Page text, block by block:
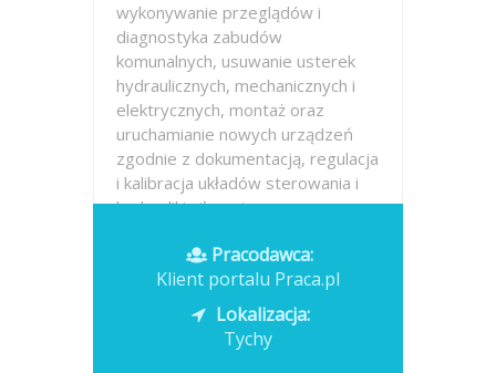
wykonywanie przeglądów i
diagnostyka zabudów
komunalnych, usuwanie usterek
hydraulicznych, mechanicznych i
elektrycznych, montaż oraz
uruchamianie nowych urządzeń
zgodnie z dokumentacją, regulacja
i kalibracja układów sterowania i
hydrauliki siłowej,...
Opublikowano: dzisiajPracodawca:
Klient portalu Praca.pl
Lokalizacja:
Tychy